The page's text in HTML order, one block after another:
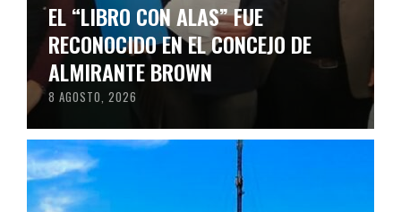
EL “LIBRO CON ALAS” FUE
RECONOCIDO EN EL CONCEJO DE
ALMIRANTE BROWN
8 AGOSTO, 2026